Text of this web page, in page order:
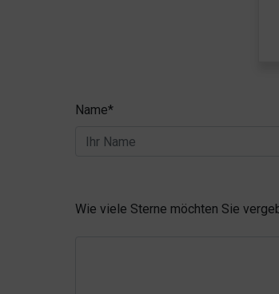
Name*
Wie viele Sterne möchten Sie